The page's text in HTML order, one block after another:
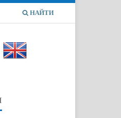
НАЙТИ